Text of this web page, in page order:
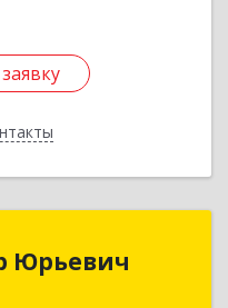
Юрьевич